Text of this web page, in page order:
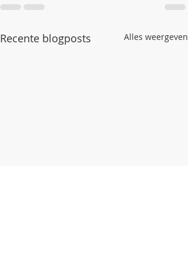
Recente blogposts Alles weergeven